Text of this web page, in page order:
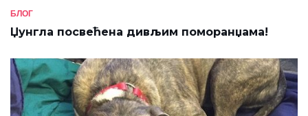
БЛОГ
Џунгла посвећена дивљим поморанџама!